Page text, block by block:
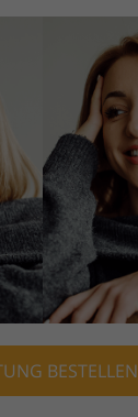
BESTELLEN